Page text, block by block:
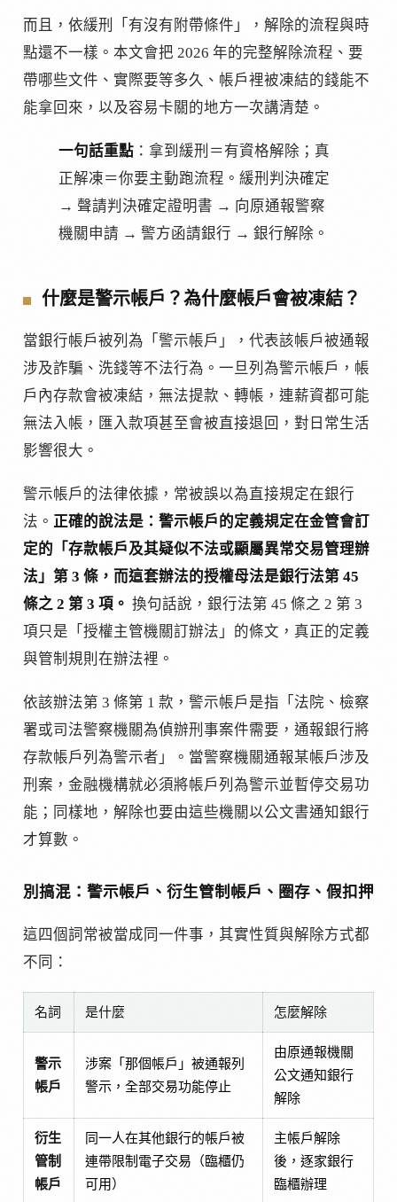
而且，依緩刑「有沒有附帶條件」，解除的流程與時
點還不一樣。本文會把 2026 年的完整解除流程、要
帶哪些文件、實際要等多久、帳戶裡被凍結的錢能不
能拿回來，以及容易卡關的地方一次講清楚。
一句話重點 ：拿到緩刑＝有資格解除；真
正解凍＝你要主動跑流程。緩刑判決確定
→ 聲請判決確定證明書 → 向原通報警察
機關申請 → 警方函請銀行 → 銀行解除。
什麼是警示帳戶？為什麼帳戶會被凍結？
當銀行帳戶被列為「警示帳戶」，代表該帳戶被通報
涉及詐騙、洗錢等不法行為。一旦列為警示帳戶，帳
戶內存款會被凍結，無法提款、轉帳，連薪資都可能
無法入帳，匯入款項甚至會被直接退回，對日常生活
影響很大。
警示帳戶的法律依據，常被誤以為直接規定在銀行
法。 正確的說法是：警示帳戶的定義規定在金管會訂
定的「存款帳戶及其疑似不法或顯屬異常交易管理辦
法」第 3 條，而這套辦法的授權母法是銀行法第 45
條之 2 第 3 項。 換句話說，銀行法第 45 條之 2 第 3
項只是「授權主管機關訂辦法」的條文，真正的定義
與管制規則在辦法裡。
依該辦法第 3 條第 1 款，警示帳戶是指「法院、檢察
署或司法警察機關為偵辦刑事案件需要，通報銀行將
存款帳戶列為警示者」。當警察機關通報某帳戶涉及
刑案，金融機構就必須將帳戶列為警示並暫停交易功
能；同樣地，解除也要由這些機關以公文書通知銀行
才算數。
別搞混：警示帳戶、衍生管制帳戶、圈存、假扣押
這四個詞常被當成同一件事，其實性質與解除方式都
不同：
名詞 是什麼 怎麼解除
警示
帳戶
涉案「那個帳戶」被通報列
警示，全部交易功能停止
由原通報機關
公文通知銀行
解除
衍生
管制
帳戶
同一人在其他銀行的帳戶被
連帶限制電子交易（臨櫃仍
可用）
主帳戶解除
後，逐家銀行
臨櫃辦理